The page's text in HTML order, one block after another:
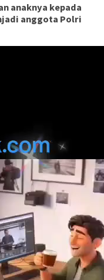
anaknya kepada
anggota Polri